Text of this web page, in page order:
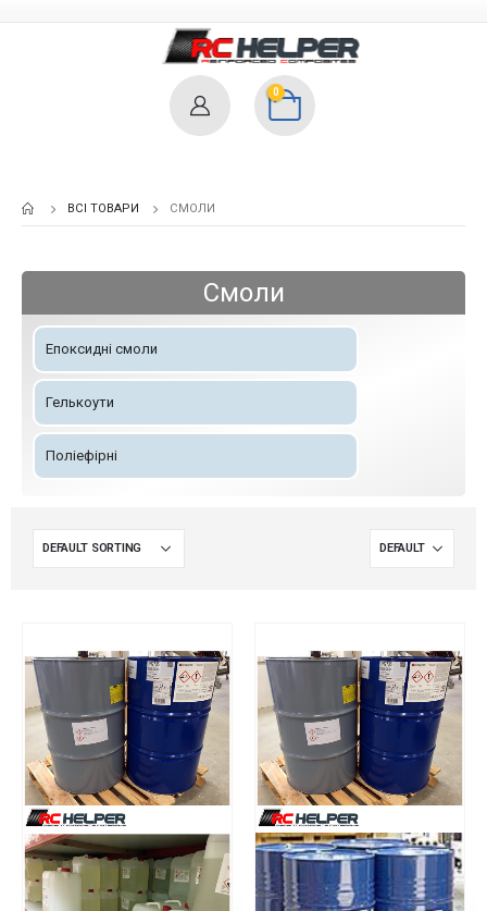
0
ВСІ ТОВАРИ СМОЛИ
Смоли
Епоксидні смоли
Гелькоути
Поліефірні